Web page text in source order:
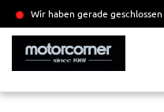
Wir haben gerade geschlossen